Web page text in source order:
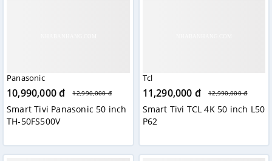
Panasonic
10,990,000 đ 12,990,000 đ
Smart Tivi Panasonic 50 inch
TH-50FS500V
Tcl
11,290,000 đ 12,990,000 đ
Smart Tivi TCL 4K 50 inch L50
P62